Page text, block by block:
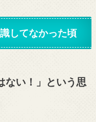
してなかった頃
ない！」という思